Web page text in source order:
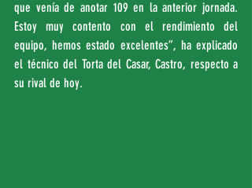
que venía de anotar 109 en la anterior jornada.
Estoy muy contento con el rendimiento del
equipo, hemos estado excelentes”, ha explicado
el técnico del Torta del Casar, Castro, respecto a
su rival de hoy.